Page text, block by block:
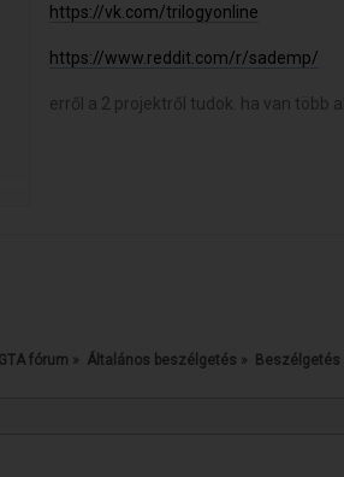
https://vk.com/trilogyonline
https://www.reddit.com/r/sademp/
erről a 2 projektről tudok. ha van több
fórum » Általános beszélgetés » Beszélgetés